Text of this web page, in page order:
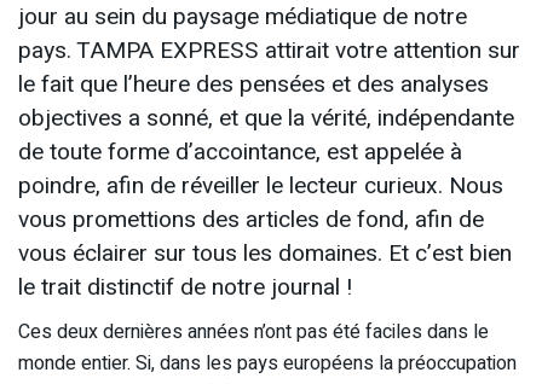
jour au sein du paysage médiatique de notre
pays. TAMPA EXPRESS attirait votre attention sur
le fait que l’heure des pensées et des analyses
objectives a sonné, et que la vérité, indépendante
de toute forme d’accointance, est appelée à
poindre, afin de réveiller le lecteur curieux. Nous
vous promettions des articles de fond, afin de
vous éclairer sur tous les domaines. Et c’est bien
le trait distinctif de notre journal !
Ces deux dernières années n’ont pas été faciles dans le
monde entier. Si, dans les pays européens la préoccupation